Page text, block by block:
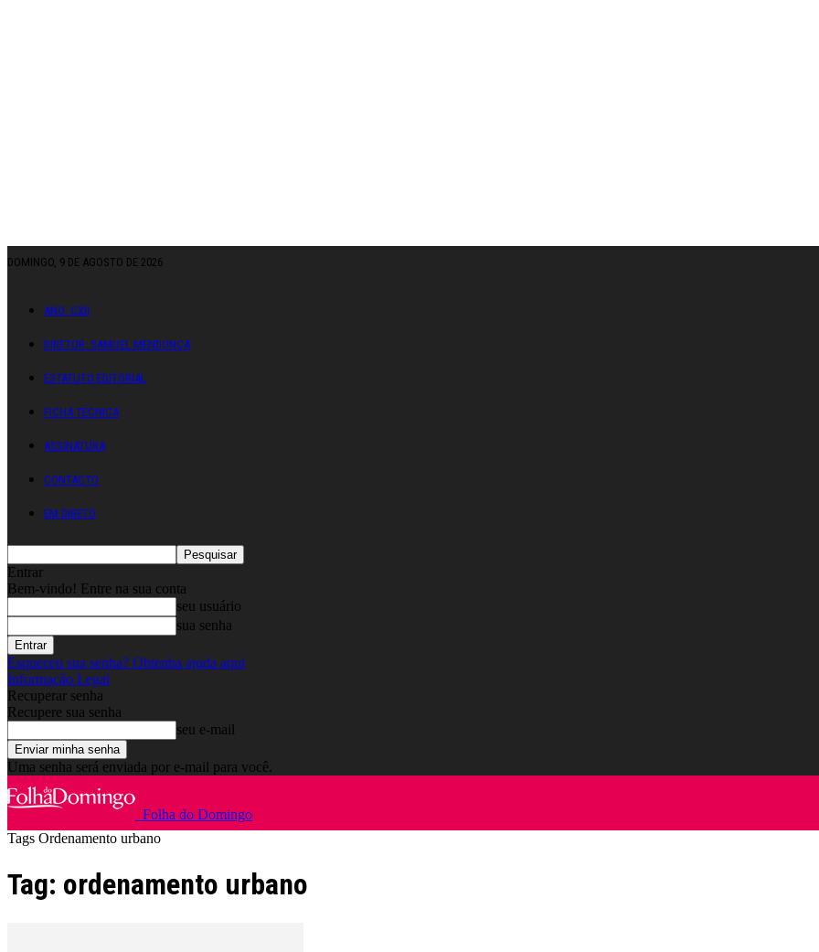
DOMINGO, 9 DE AGOSTO DE 2026
ANO: CXII
DIRETOR: SAMUEL MENDONÇA
ESTATUTO EDITORIAL
FICHA TÉCNICA
ASSINATURA
CONTACTO
EM DIRETO
Entrar
Bem-vindo! Entre na sua conta
seu usuário
sua senha
Esqueceu sua senha? Obtenha ajuda aqui
Informação Legal
Recuperar senha
Recupere sua senha
seu e-mail
Uma senha será enviada por e-mail para você.
Folha do Domingo
Tags Ordenamento urbano
Tag: ordenamento urbano